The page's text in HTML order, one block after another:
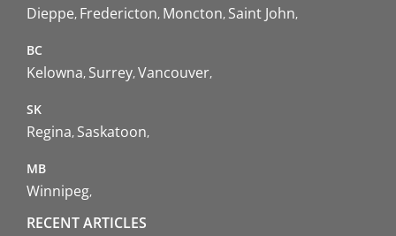
Dieppe Fredericton Moncton Saint John
BC
Kelowna Surrey Vancouver
SK
Regina Saskatoon
MB
Winnipeg
RECENT ARTICLES